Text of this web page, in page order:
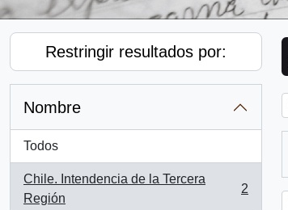
Restringir resultados por:
Nombre
Todos
Chile. Intendencia de la Tercera
Región
, 2 resultados
2